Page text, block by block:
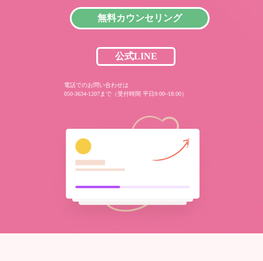
無料カウンセリング
公式LINE
電話でのお問い合わせは
050-3634-1207まで（受付時間 平日9:00~18:00）